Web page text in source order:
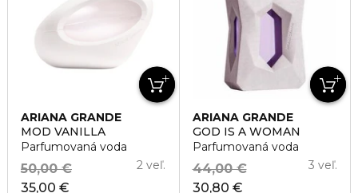
ARIANA GRANDE
MOD VANILLA
Parfumovaná voda
35,00 €
50,00 € 2 veľ.
ARIANA GRANDE
GOD IS A WOMAN
Parfumovaná voda
30,80 €
44,00 € 3 veľ.